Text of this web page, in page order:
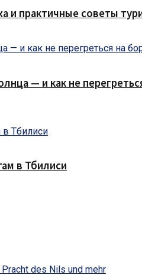
и практичные советы
— и как не
в Тбилиси